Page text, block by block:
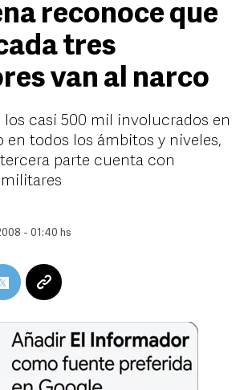
reconoce que
tres
van al narco
los casi 500 mil involucrados en
en todos los ámbitos y niveles,
parte cuenta con
- 01:40 hs